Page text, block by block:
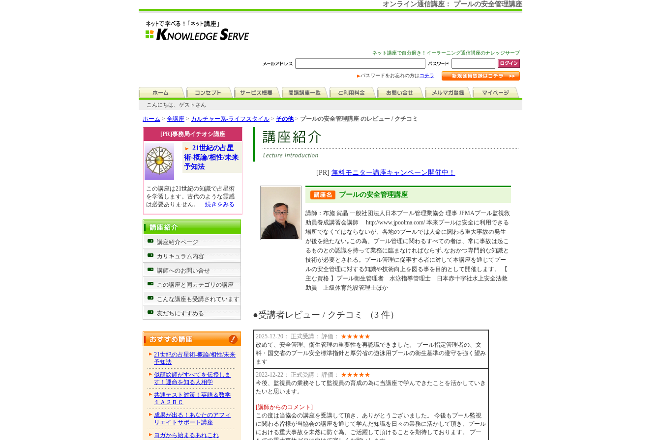
オンライン通信講座： プールの安全管理講座
ネット講座で自分磨き！イーラーニング通信講座のナレッジサーブ
パスワードをお忘れの方はコチラ
こんにちは、ゲストさん
ホーム > 全講座 > カルチャー系-ライフスタイル > その他> プールの安全管理講座 のレビュー / クチコミ
[PR]事務局イチオシ講座
21世紀の占星
術-概論/相性/未来
予知法
この講座は21世紀の知識で占星術
を学習します。古代のような霊感
は必要ありません。... 続きをみる
講座紹介ページ
カリキュラム内容
講師へのお問い合せ
この講座と同カテゴリの講座
こんな講座も受講されています
友だちにすすめる
21世紀の占星術-概論/相性/未来
予知法
似顔絵師がすべてを伝授しま
す！運命を知る人相学
共通テスト対策！英語＆数学
１Ａ２ＢＣ
成果が出る！あなたのアフィ
リエイトサポート講座
ヨガから始まるあれこれ
[PR] 無料モニター講座キャンペーン開催中！
プールの安全管理講座
講師：布施 賀晶 一般社団法人日本プール管理業協会 理事 JPMAプール監視救
助員養成講習会講師 http://www.jpoolma.com/ 本来プールは安全に利用できる
場所でなくてはならないが、各地のプールでは人命に関わる重大事故の発生
が後を絶たない｡この為、プール管理に関わるすべての者は、常に事故は起こ
るものとの認識を持って業務に臨まなければならず､なおかつ専門的な知識と
技術が必要とされる。プール管理に従事する者に対して本講座を通じてプー
ルの安全管理に対する知識や技術向上を図る事を目的として開催します。 【
主な資格 】プール衛生管理者 水泳指導管理士 日本赤十字社水上安全法救
助員 上級体育施設管理士ほか
●受講者レビュー / クチコミ （3 件）
2025-12-20： 正式受講： 評価： ★★★★★
改めて、安全管理、衛生管理の重要性を再認識できました。 プール指定管理者の、文
科・国交省のプール安全標準指針と厚労省の遊泳用プールの衛生基準の遵守を強く望み
ます
2022-12-22： 正式受講： 評価： ★★★★★
今後、監視員の業務そして監視員の育成の為に当講座で学んできたことを活かしていき
たいと思います。
[講師からのコメント]
この度は当協会の講座を受講して頂き、ありがとうございました。 今後もプール監視
に関わる皆様が当協会の講座を通じて学んだ知識を日々の業務に活かして頂き、プール
における重大事故を未然に防ぐ為、ご活躍して頂けることを期待しております。 プー